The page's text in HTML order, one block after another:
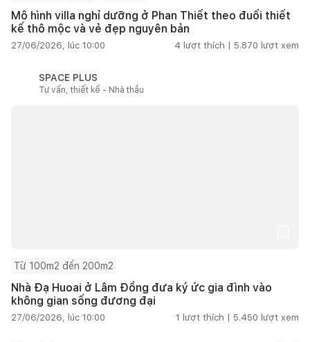
Mô hình villa nghỉ dưỡng ở Phan Thiết theo đuổi thiết
kế thô mộc và vẻ đẹp nguyên bản
27/06/2026, lúc 10:00 4 lượt thích | 5.870 lượt xem
SPACE PLUS
Tư vấn, thiết kế - Nhà thầu
Từ 100m2 đến 200m2
Nhà Đạ Huoai ở Lâm Đồng đưa ký ức gia đình vào
không gian sống đương đại
27/06/2026, lúc 10:00 1 lượt thích | 5.450 lượt xem